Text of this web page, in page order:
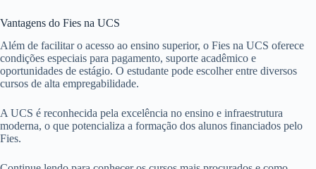
Vantagens do Fies na UCS
Além de facilitar o acesso ao ensino superior, o Fies na UCS oferece
condições especiais para pagamento, suporte acadêmico e
oportunidades de estágio. O estudante pode escolher entre diversos
cursos de alta empregabilidade.
A UCS é reconhecida pela excelência no ensino e infraestrutura
moderna, o que potencializa a formação dos alunos financiados pelo
Fies.